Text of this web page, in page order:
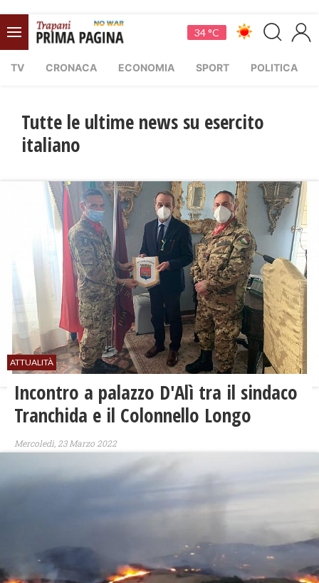
34 °C
TV CRONACA ECONOMIA SPORT POLITICA
Tutte le ultime news su esercito
italiano
ATTUALITÀ
Incontro a palazzo D'Alì tra il sindaco
Tranchida e il Colonnello Longo
Mercoledì, 23 Marzo 2022